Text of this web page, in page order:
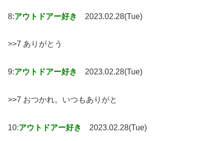
8:アウトドアー好き 2023.02.28(Tue)
>>7 ありがとう
9:アウトドアー好き 2023.02.28(Tue)
>>7 おつかれ。いつもありがと
10:アウトドアー好き 2023.02.28(Tue)